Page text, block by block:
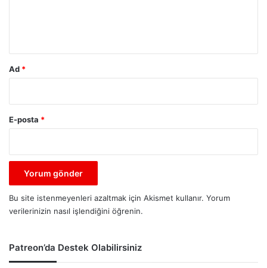
Ad *
E-posta *
Bu site istenmeyenleri azaltmak için Akismet kullanır. Yorum
verilerinizin nasıl işlendiğini öğrenin.
Patreon’da Destek Olabilirsiniz